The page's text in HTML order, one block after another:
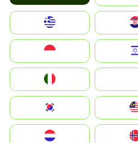
Magyarország
South Korea